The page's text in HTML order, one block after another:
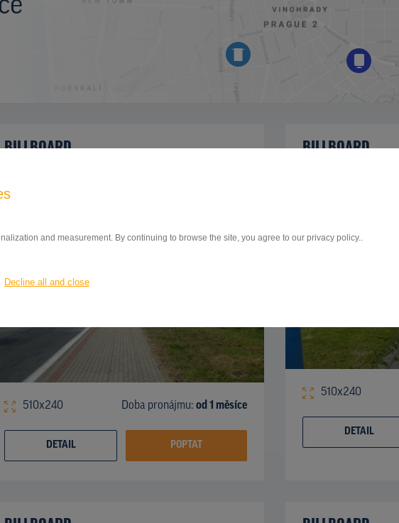
and measurement. By continuing to browse the site, you agree to our privacy policy..
Decline all and close
BILLBOARD
510x240 Doba pronájmu: od 1 měsíce
DETAIL POPTAT
BILLBOARD
Trieda arm. gen.
510x240
DETAIL